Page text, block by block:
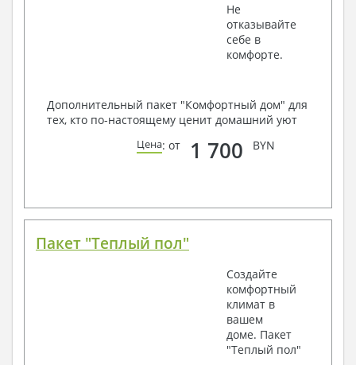
Не
отказывайте
себе в
комфорте.
Дополнительный пакет "Комфортный дом" для
тех, кто по-настоящему ценит домашний уют
Цена: от 1 700 BYN
Пакет "Теплый пол"
Создайте
комфортный
климат в
вашем
доме. Пакет
"Теплый пол"